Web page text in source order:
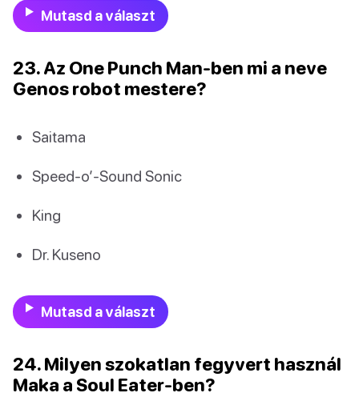
Mutasd a választ
23. Az One Punch Man-ben mi a neve
Genos robot mestere?
Saitama
Speed-o’-Sound Sonic
King
Dr. Kuseno
Mutasd a választ
24. Milyen szokatlan fegyvert használ
Maka a Soul Eater-ben?